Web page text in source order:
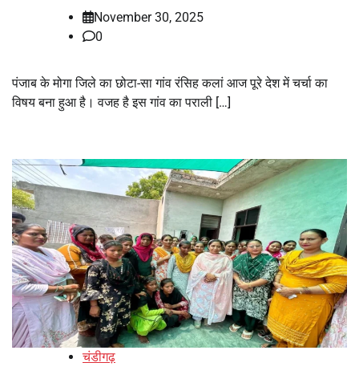
November 30, 2025
0
पंजाब के मोगा जिले का छोटा-सा गांव रंसिह कलां आज पूरे देश में चर्चा का
विषय बना हुआ है। वजह है इस गांव का पराली […]
चंडीगढ़